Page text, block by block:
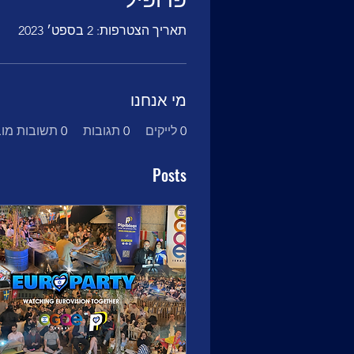
תאריך הצטרפות: 2 בספט׳ 2023
מי אנחנו
0 לייקים 0 תגובות 0 תשובות
Posts